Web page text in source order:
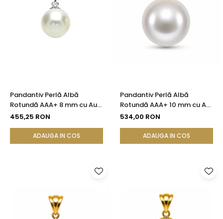
Pandantiv Perlă Albă
Rotundă AAA+ 8 mm cu Aur
Alb 14K (aur 585)
455,25 RON
ADAUGA IN COS
Pandantiv Perlă Albă
Rotundă AAA+ 10 mm cu Aur
14K (aur 585) | KASKADDA®
534,00 RON
ADAUGA IN COS